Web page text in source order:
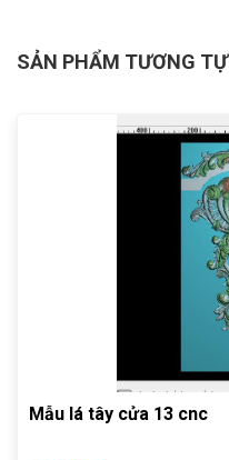
SẢN PHẨM TƯƠNG TỰ
Mẫu lá tây cửa 13 cnc